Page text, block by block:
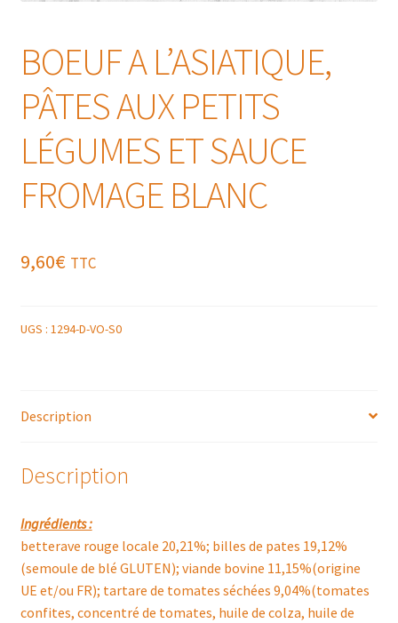
BOEUF A L’ASIATIQUE,
PÂTES AUX PETITS
LÉGUMES ET SAUCE
FROMAGE BLANC
9,60€ TTC
UGS : 1294-D-VO-S0
Description
Description
Ingrédients :
betterave rouge locale 20,21%; billes de pates 19,12%
(semoule de blé GLUTEN); viande bovine 11,15%(origine
UE et/ou FR); tartare de tomates séchées 9,04%(tomates
confites, concentré de tomates, huile de colza, huile de